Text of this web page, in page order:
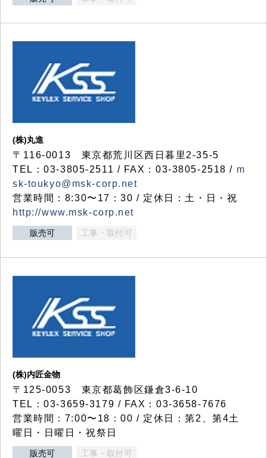
(株)丸進
〒116-0013 東京都荒川区西日暮里2-35-5
TEL：03-3805-2511 / FAX：03-3805-2518 / m
sk-toukyo@msk-corp.net
営業時間：8:30〜17：30 / 定休日：土・日・祝
http://www.msk-corp.net
販売可 工事・取付可
(株)内匠金物
〒125-0053 東京都葛飾区鎌倉3-6-10
TEL：03-3659-3179 / FAX：03-3658-7676
営業時間：7:00〜18：00 / 定休日：第2、第4土
曜日・日曜日・祝祭日
販売可 工事・取付可